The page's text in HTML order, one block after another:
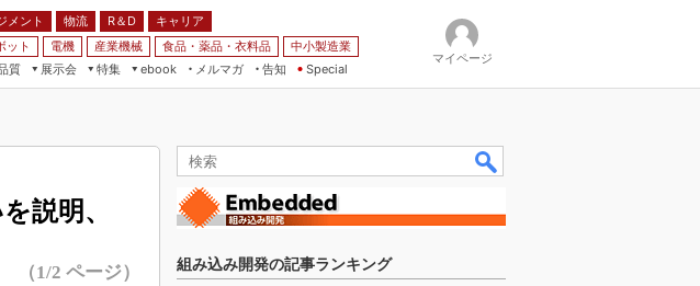
メント 物流 R＆D
キャリア
ット 電機 産業機械 食品・薬品・衣料品
中小製造業
質
展示会
特集
ebook
メルマガ
告知 Special
マイページ
説明、
（1/2 ページ） 組み込み開発の記事ランキング